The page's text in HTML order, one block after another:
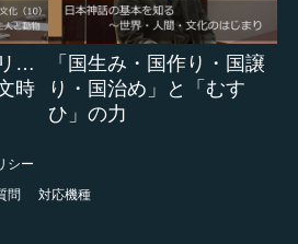
…
時
「国生み・国作り・国譲
り・国治め」と「むす
ひ」の力
シー
問
対応機種